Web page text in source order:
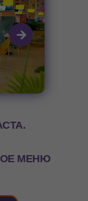
МЕНЮ